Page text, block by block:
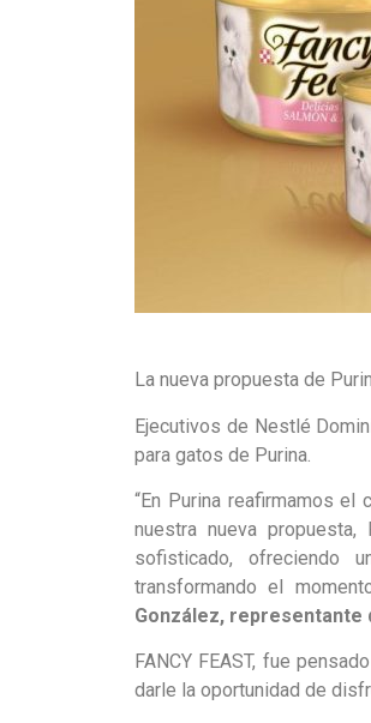
La nueva propuesta de
Ejecutivos de Nestlé
para gatos de Purina.
“En Purina reafirmamos
nuestra nueva
sofisticado, ofreciendo
transformando el
González, representante
FANCY FEAST, fue
darle la oportunidad de